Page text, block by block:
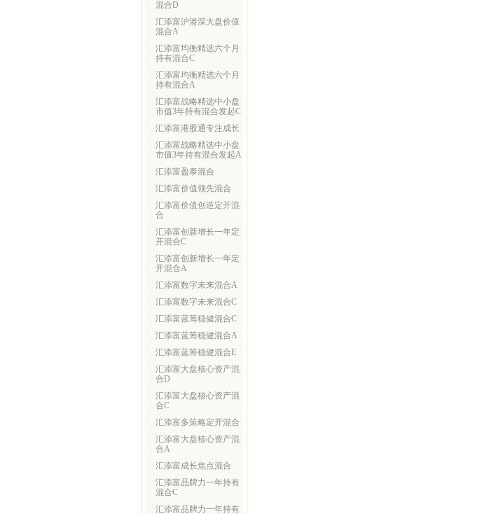
混合D
汇添富沪港深大盘价值
混合A
汇添富均衡精选六个月
持有混合C
汇添富均衡精选六个月
持有混合A
汇添富战略精选中小盘
市值3年持有混合发起C
汇添富港股通专注成长
汇添富战略精选中小盘
市值3年持有混合发起A
汇添富盈泰混合
汇添富价值领先混合
汇添富价值创造定开混
合
汇添富创新增长一年定
开混合C
汇添富创新增长一年定
开混合A
汇添富数字未来混合A
汇添富数字未来混合C
汇添富蓝筹稳健混合C
汇添富蓝筹稳健混合A
汇添富蓝筹稳健混合E
汇添富大盘核心资产混
合D
汇添富大盘核心资产混
合C
汇添富多策略定开混合
汇添富大盘核心资产混
合A
汇添富成长焦点混合
汇添富品牌力一年持有
混合C
汇添富品牌力一年持有